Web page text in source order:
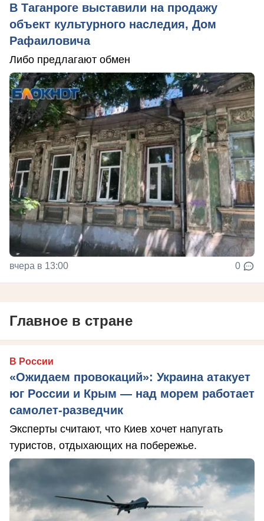
В Таганроге выставили на продажу
объект культурного наследия, Дом
Рафаиловича
Либо предлагают обмен
вчера в 13:00 0
Главное в стране
В России
«Ожидаем провокаций»: Украина атакует
юг России и Крым — над морем работает
самолет-разведчик
Эксперты считают, что Киев хочет напугать
туристов, отдыхающих на побережье.